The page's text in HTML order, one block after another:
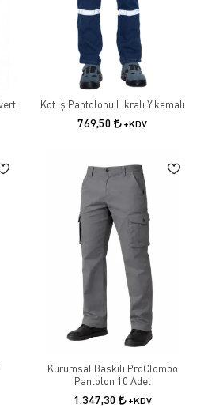
Kot İş Pantolonu Likralı Yıkamalı
769,50 +KDV
Kurumsal Baskılı ProClombo
Pantolon 10 Adet
1.347,30 +KDV